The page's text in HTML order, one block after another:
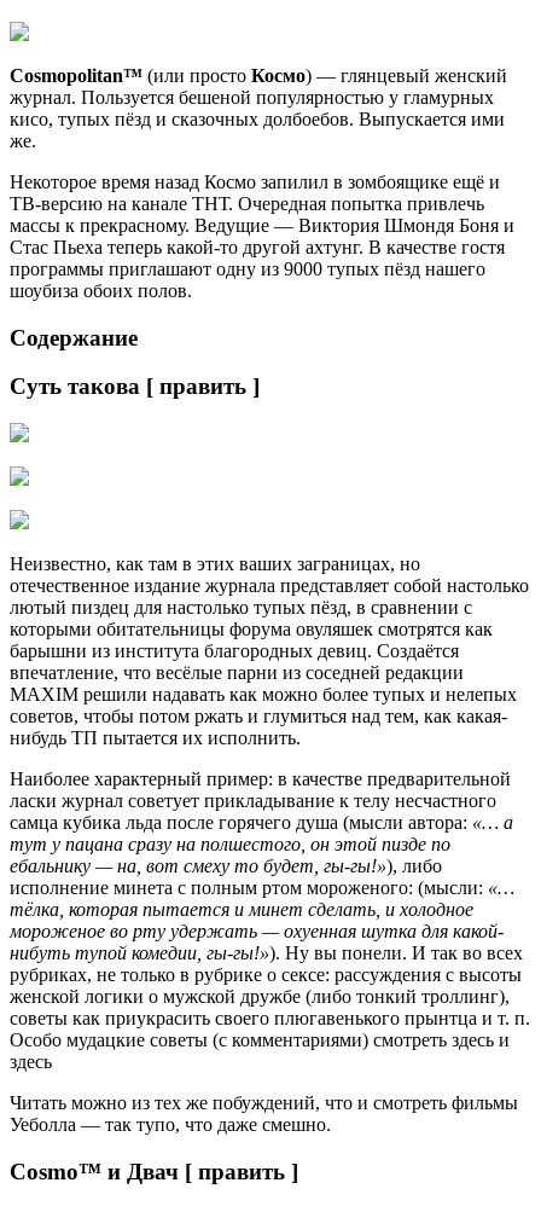
Cosmopolitan™ (или просто Космо) — глянцевый женский
журнал. Пользуется бешеной популярностью у гламурных
кисо, тупых пёзд и сказочных долбоебов. Выпускается ими
же.
Некоторое время назад Космо запилил в зомбоящике ещё и
ТВ-версию на канале ТНТ. Очередная попытка привлечь
массы к прекрасному. Ведущие — Виктория Шмондя Боня и
Стас Пьеха теперь какой-то другой ахтунг. В качестве гостя
программы приглашают одну из 9000 тупых пёзд нашего
шоубиза обоих полов.
Содержание
Суть такова [ править ]
Неизвестно, как там в этих ваших заграницах, но
отечественное издание журнала представляет собой настолько
лютый пиздец для настолько тупых пёзд, в сравнении с
которыми обитательницы форума овуляшек смотрятся как
барышни из института благородных девиц. Создаётся
впечатление, что весёлые парни из соседней редакции
MAXIM решили надавать как можно более тупых и нелепых
советов, чтобы потом ржать и глумиться над тем, как какая-
нибудь ТП пытается их исполнить.
Наиболее характерный пример: в качестве предварительной
ласки журнал советует прикладывание к телу несчастного
самца кубика льда после горячего душа (мысли автора: «… а
тут у пацана сразу на полшестого, он этой пизде по
ебальнику — на, вот смеху то будет, гы-гы!»), либо
исполнение минета с полным ртом мороженого: (мысли: «…
тёлка, которая пытается и минет сделать, и холодное
мороженое во рту удержать — охуенная шутка для какой-
нибуть тупой комедии, гы-гы!»). Ну вы понели. И так во всех
рубриках, не только в рубрике о сексе: рассуждения с высоты
женской логики о мужской дружбе (либо тонкий троллинг),
советы как приукрасить своего плюгавенького прынтца и т. п.
Особо мудацкие советы (с комментариями) смотреть здесь и
здесь
Читать можно из тех же побуждений, что и смотреть фильмы
Уеболла — так тупо, что даже смешно.
Cosmo™ и Двач [ править ]